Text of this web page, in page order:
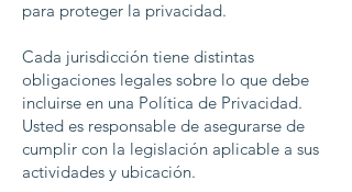
para proteger la privacidad.
Cada jurisdicción tiene distintas
obligaciones legales sobre lo que debe
incluirse en una Política de Privacidad.
Usted es responsable de asegurarse de
cumplir con la legislación aplicable a sus
actividades y ubicación.